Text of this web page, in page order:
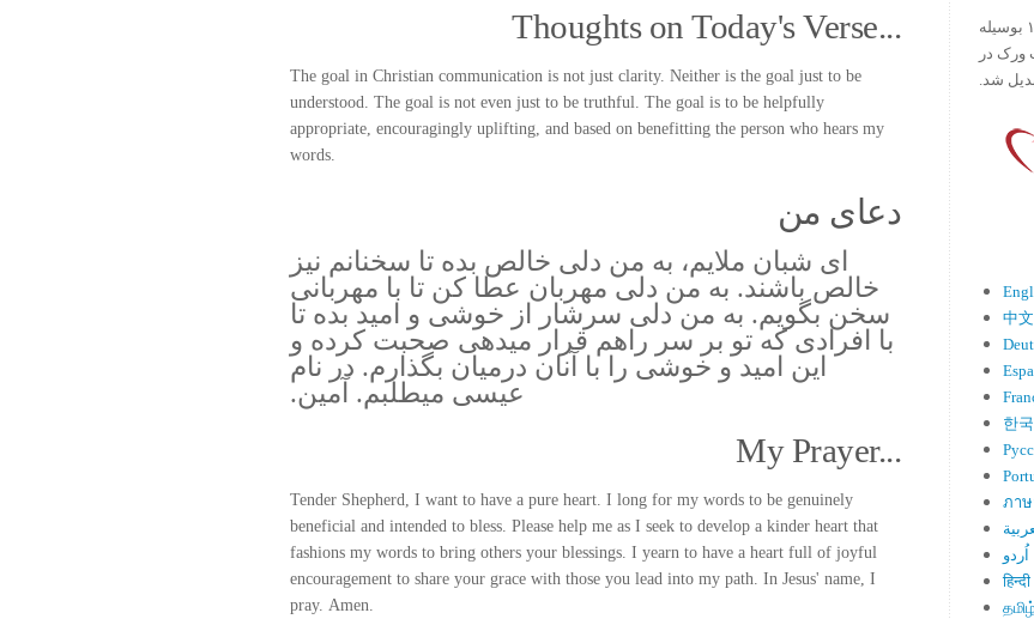
Thoughts on Today's Verse...
The goal in Christian communication is not just clarity. Neither is the goal just to be
understood. The goal is not even just to be truthful. The goal is to be helpfully
appropriate, encouragingly uplifting, and based on benefitting the person who hears my
words.
دعای من
ای شبان ملایم، به من دلی خالص بده تا سخنانم نیز
خالص باشند. به من دلی مهربان عطا کن تا با مهربانی
سخن بگویم. به من دلی سرشار از خوشی و امید بده تا
با افرادی که تو بر سر راهم قرار میدهی صحبت کرده و
این امید و خوشی را با آنان درمیان بگذارم. در نام
عیسی میطلبم. آمین.
My Prayer...
Tender Shepherd, I want to have a pure heart. I long for my words to be genuinely
beneficial and intended to bless. Please help me as I seek to develop a kinder heart that
fashions my words to bring others your blessings. I yearn to have a heart full of joyful
encouragement to share your grace with those you lead into my path. In Jesus' name, I
pray. Amen.
ورس آو ذ دی دات کام کار خود را در سال ۱۹۹۸ بوسیله
ورک در
中文
한
ภา
اُردو
हिन्दी
தமிழ்